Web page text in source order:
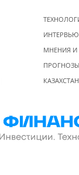
ИНТЕРВЬЮ
МНЕНИЯ
ПРОГНОЗЫ